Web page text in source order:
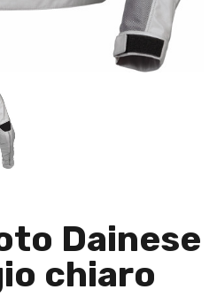
Dainese
chiaro